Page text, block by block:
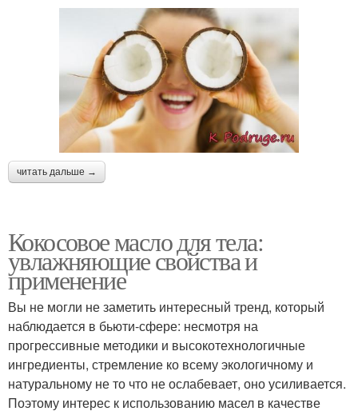
читать дальше →
Кокосовое масло для тела:
увлажняющие свойства и
применение
Вы не могли не заметить интересный тренд, который
наблюдается в бьюти-сфере: несмотря на
прогрессивные методики и высокотехнологичные
ингредиенты, стремление ко всему экологичному и
натуральному не то что не ослабевает, оно усиливается.
Поэтому интерес к использованию масел в качестве